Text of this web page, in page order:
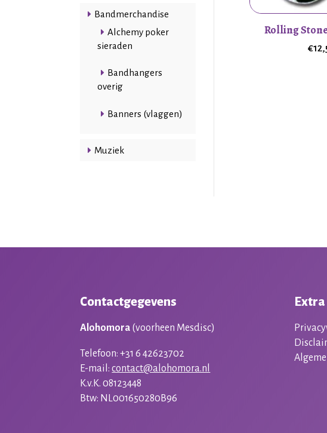
Bandmerchandise
Alchemy poker
sieraden
Bandhangers
overig
Banners (vlaggen)
Muziek
Rolling
€
Contactgegevens
Alohomora (voorheen Mesdisc)
Telefoon: +31 6 42623702
E-mail:contact@alohomora.nl
K.v.K. 08123448
Btw: NL001650280B96
Extra